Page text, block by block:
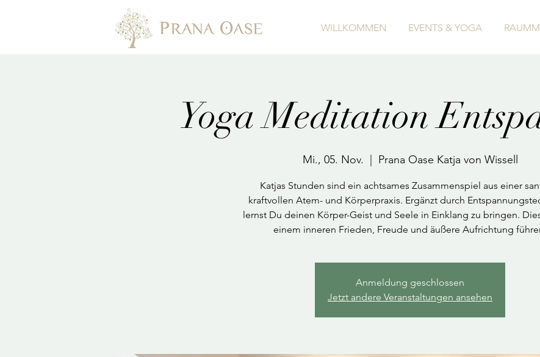
WILLKOMMEN EVENTS & YOGA
Yoga Meditation
Mi., 05. Nov. Prana Oase Katja von Wissell
Katjas Stunden sind ein achtsames Zusammenspiel aus einer
kraftvollen Atem- und Körperpraxis. Ergänzt durch
lernst Du deinen Körper-Geist und Seele in Einklang zu bringen.
einem inneren Frieden, Freude und äußere Aufrichtung
Anmeldung geschlossen
Jetzt andere Veranstaltungen ansehen